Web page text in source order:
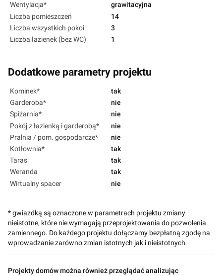
Wentylacja*
grawitacyjna
Liczba pomieszczeń
14
Liczba wszystkich pokoi
3
Liczba łazienek (bez WC)
1
Dodatkowe parametry projektu
Kominek*
tak
Garderoba*
nie
Spiżarnia*
nie
Pokój z łazienką i garderobą*
nie
Pralnia / pom. gospodarcze*
nie
Kotłownia*
tak
Taras
tak
Weranda
tak
Wirtualny spacer
nie
* gwiazdką są oznaczone w parametrach projektu zmiany
nieistotne, które nie wymagają przeprojektowania do pozwolenia
zamiennego. Do każdego projektu dołączamy bezpłatną zgodę na
wprowadzanie zarówno zmian istotnych jak i nieistotnych.
Projekty domów można również przeglądać analizując